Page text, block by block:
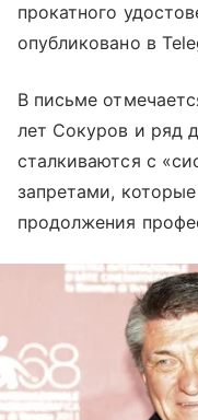
прокатного
опубликовано в
В письме
лет Сокуров и ряд
сталкиваются с
запретами,
продолжения